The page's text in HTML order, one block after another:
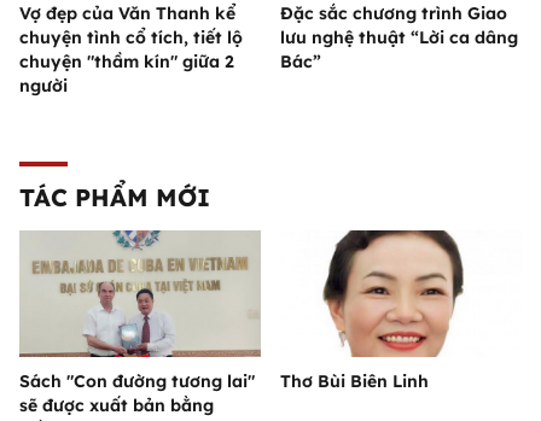
Vợ đẹp của Văn Thanh kể
chuyện tình cổ tích, tiết lộ
chuyện "thầm kín" giữa 2
người
Đặc sắc chương trình Giao
lưu nghệ thuật “Lời ca dâng
Bác”
TÁC PHẨM MỚI
Sách "Con đường tương lai"
sẽ được xuất bản bằng
Thơ Bùi Biên Linh